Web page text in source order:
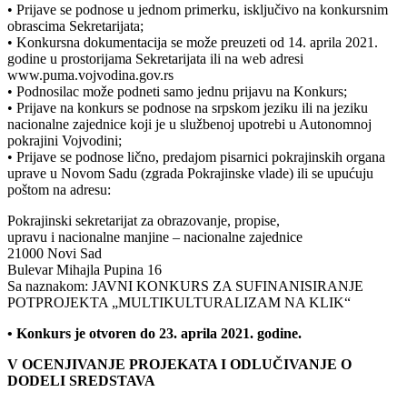
• Prijave se podnose u jednom primerku, isključivo na konkursnim
obrascima Sekretarijata;
• Konkursna dokumentacija se može preuzeti od 14. aprila 2021.
godine u prostorijama Sekretarijata ili na web adresi
www.puma.vojvodina.gov.rs
• Podnosilac može podneti samo jednu prijavu na Konkurs;
• Prijave na konkurs se podnose na srpskom jeziku ili na jeziku
nacionalne zajednice koji je u službenoj upotrebi u Autonomnoj
pokrajini Vojvodini;
• Prijave se podnose lično, predajom pisarnici pokrajinskih organa
uprave u Novom Sadu (zgrada Pokrajinske vlade) ili se upućuju
poštom na adresu:
Pokrajinski sekretarijat za obrazovanje, propise,
upravu i nacionalne manjine – nacionalne zajednice
21000 Novi Sad
Bulevar Mihajla Pupina 16
Sa naznakom: JAVNI KONKURS ZA SUFINANISIRANJE
POTPROJEKTA „MULTIKULTURALIZAM NA KLIK“
• Konkurs je otvoren do 23. aprila 2021. godine.
V OCENJIVANJE PROJEKATA I ODLUČIVANJE O
DODELI SREDSTAVA